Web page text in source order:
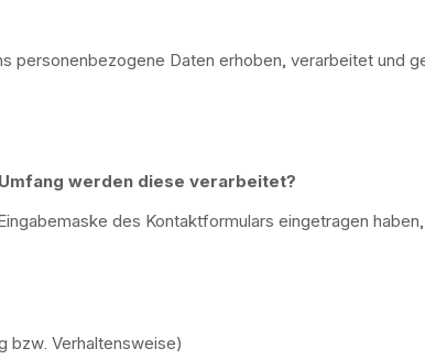
personenbezogene Daten erhoben, verarbeitet und
werden diese verarbeitet?
des Kontaktformulars eingetragen
bzw. Verhaltensweise)